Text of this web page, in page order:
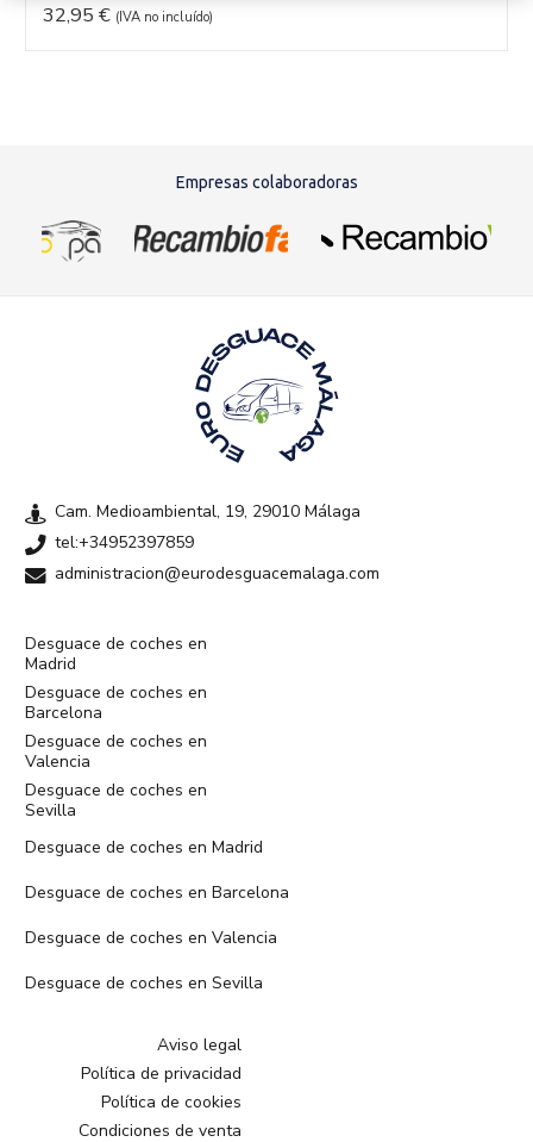
32,95 € (IVA no incluído)
Empresas colaboradoras
Cam. Medioambiental, 19, 29010 Málaga
tel:+34952397859
administracion@eurodesguacemalaga.com
Desguace de coches en
Madrid
Desguace de coches en
Barcelona
Desguace de coches en
Valencia
Desguace de coches en
Sevilla
Desguace de coches en Madrid
Desguace de coches en Barcelona
Desguace de coches en Valencia
Desguace de coches en Sevilla
Aviso legal
Política de privacidad
Política de cookies
Condiciones de venta